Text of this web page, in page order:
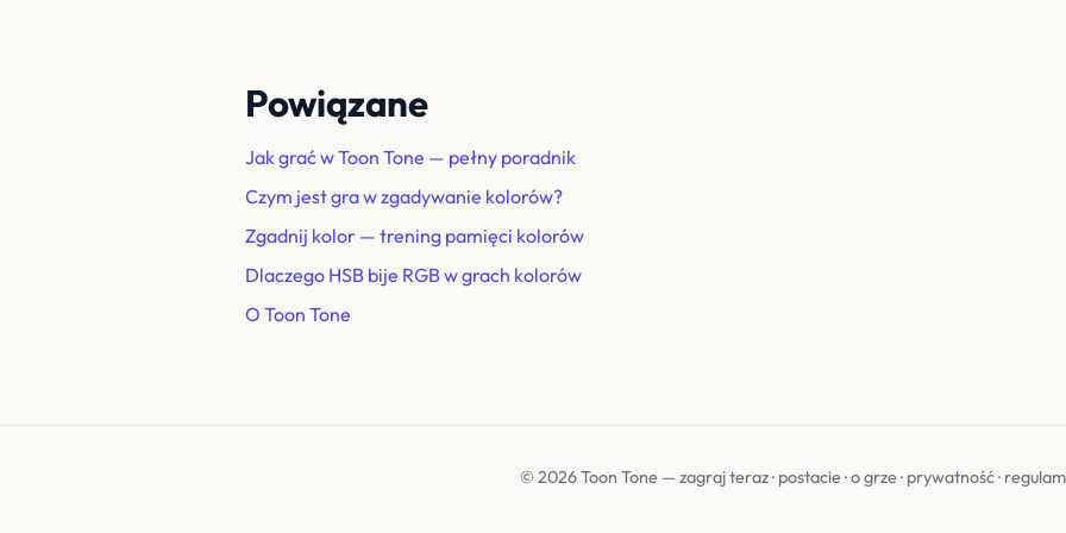
Powiązane
Jak grać w Toon Tone — pełny poradnik
Czym jest gra w zgadywanie kolorów?
Zgadnij kolor — trening pamięci kolorów
Dlaczego HSB bije RGB w grach kolorów
O Toon Tone
© 2026 Toon Tone —zagraj teraz· postacie·o grze· prywatność·